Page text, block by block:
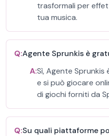
trasformali per
tua musica.
Q:Agente Sprunkis è
A:Sì, Agente
e si può giocare
di giochi forniti da
Q:Su quali piattaforme